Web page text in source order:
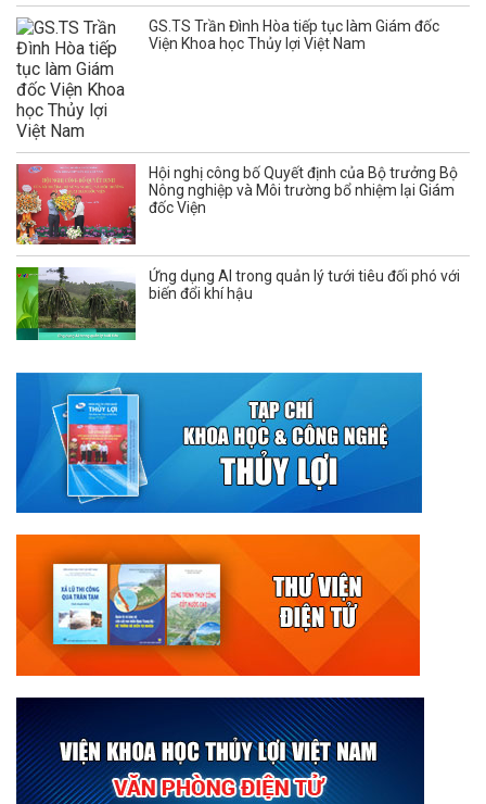
GS.TS Trần Đình Hòa tiếp tục làm Giám đốc
Viện Khoa học Thủy lợi Việt Nam
Hội nghị công bố Quyết định của Bộ trưởng Bộ
Nông nghiệp và Môi trường bổ nhiệm lại Giám
đốc Viện
Ứng dụng AI trong quản lý tưới tiêu đối phó với
biến đổi khí hậu